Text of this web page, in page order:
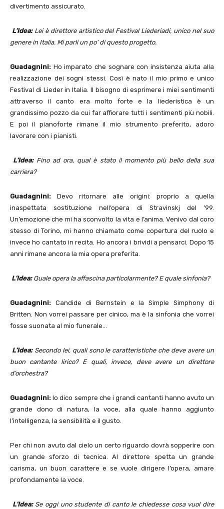
divertimento assicurato.
L’Idea:Lei è direttore artistico del Festival Liederiadi, unico nel suo
genere in Italia. Mi parli un po’ di questo progetto.
Guadagnini: Ho imparato che sognare con insistenza aiuta alla
realizzazione dei sogni stessi. Così è nato il mio primo e unico
Festival di Lieder in Italia. Il bisogno di esprimere i miei sentimenti
attraverso il canto era molto forte e la liederistica è un
grandissimo pozzo da cui far affiorare tutti i sentimenti più nobili.
E poi il pianoforte rimane il mio strumento preferito, adoro
lavorare con i pianisti.
L’Idea:Fino ad ora, qual è stato il momento più bello della sua
carriera?
Guadagnini: Devo ritornare alle origini: proprio a quella
inaspettata sostituzione nell’opera di Stravinskj del ’99.
Un’emozione che mi ha sconvolto la vita e l’anima. Venivo dal coro
stesso di Torino, mi hanno chiamato come copertura del ruolo e
invece ho cantato in recita. Ho ancora i brividi a pensarci. Dopo 15
anni rimane ancora la mia opera preferita.
L’Idea:Quale opera la affascina particolarmente?E quale sinfonia?
Guadagnini: Candide di Bernstein e la Simple Simphony di
Britten. Non vorrei passare per cinico, ma è la sinfonia che vorrei
fosse suonata al mio funerale…
L’Idea:Secondo lei, quali sono le caratteristiche che deve avere un
buon cantante lirico? E quali, invece, deve avere un direttore
d’orchestra?
Guadagnini:Io dico sempre che i grandi cantanti hanno avuto un
grande dono di natura, la voce, alla quale hanno aggiunto
l’intelligenza, la sensibilità e il gusto.
Per chi non avuto dal cielo un certo riguardo dovrà sopperire con
un grande sforzo di tecnica. Al direttore spetta un grande
carisma, un buon carattere e se vuole dirigere l’opera, amare
profondamente la voce.
L’Idea:Se oggi uno studente di canto le chiedesse cosa vuol dire